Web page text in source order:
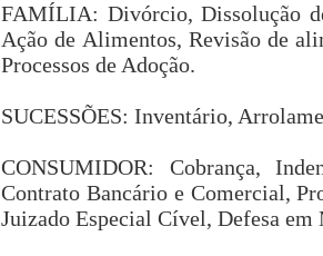
FAMÍLIA: Divórcio, Dissolução
Ação de Alimentos, Revisão de
Processos de Adoção.
SUCESSÕES: Inventário,
CONSUMIDOR: Cobrança,
Contrato Bancário e Comercial,
Juizado Especial Cível, Defesa